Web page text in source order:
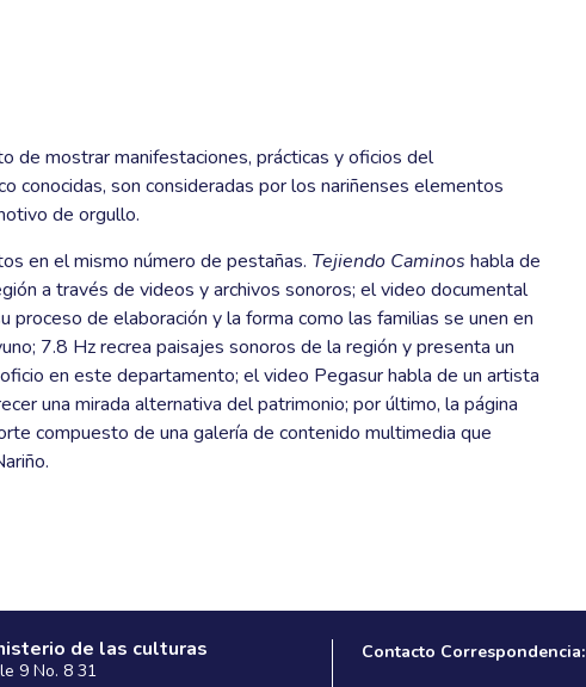
de mostrar manifestaciones, prácticas y oficios del
conocidas, son consideradas por los nariñenses elementos
de orgullo.
en el mismo número de pestañas. Tejiendo Caminos habla de
a través de videos y archivos sonoros; el video documental
proceso de elaboración y la forma como las familias se unen en
7.8 Hz recrea paisajes sonoros de la región y presenta un
en este departamento; el video Pegasur habla de un artista
una mirada alternativa del patrimonio; por último, la página
compuesto de una galería de contenido multimedia que
de las culturas
9 No. 8 31
Contacto Correspondencia: